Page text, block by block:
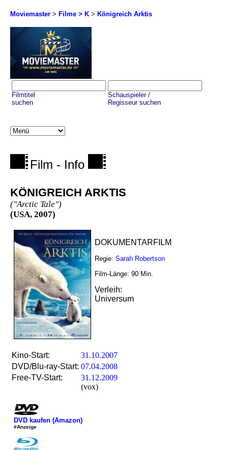
Moviemaster > Filme > K > Königreich Arktis
Filmtitel
suchen
Schauspieler /
Regisseur suchen
Film - Info
KÖNIGREICH ARKTIS
("Arctic Tale")
(USA, 2007)
DOKUMENTARFILM
Regie: Sarah Robertson
Film-Länge: 90 Min.
Verleih:
Universum
Kino-Start:
31.10.2007
DVD/Blu-ray-Start: 07.04.2008
Free-TV-Start:
31.12.2009
(vox)
DVD kaufen (Amazon)
#Anzeige